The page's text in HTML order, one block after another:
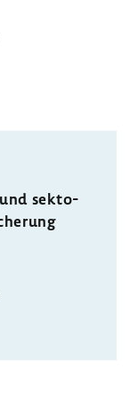
sekto­